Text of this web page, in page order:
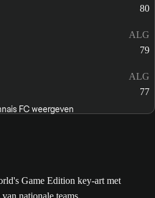
80
ALG
79
ALG
77
FC weergeven